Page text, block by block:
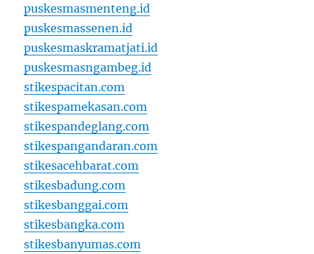
puskesmasmenteng.id
puskesmassenen.id
puskesmaskramatjati.id
puskesmasngambeg.id
stikespacitan.com
stikespamekasan.com
stikespandeglang.com
stikespangandaran.com
stikesacehbarat.com
stikesbadung.com
stikesbanggai.com
stikesbangka.com
stikesbanyumas.com